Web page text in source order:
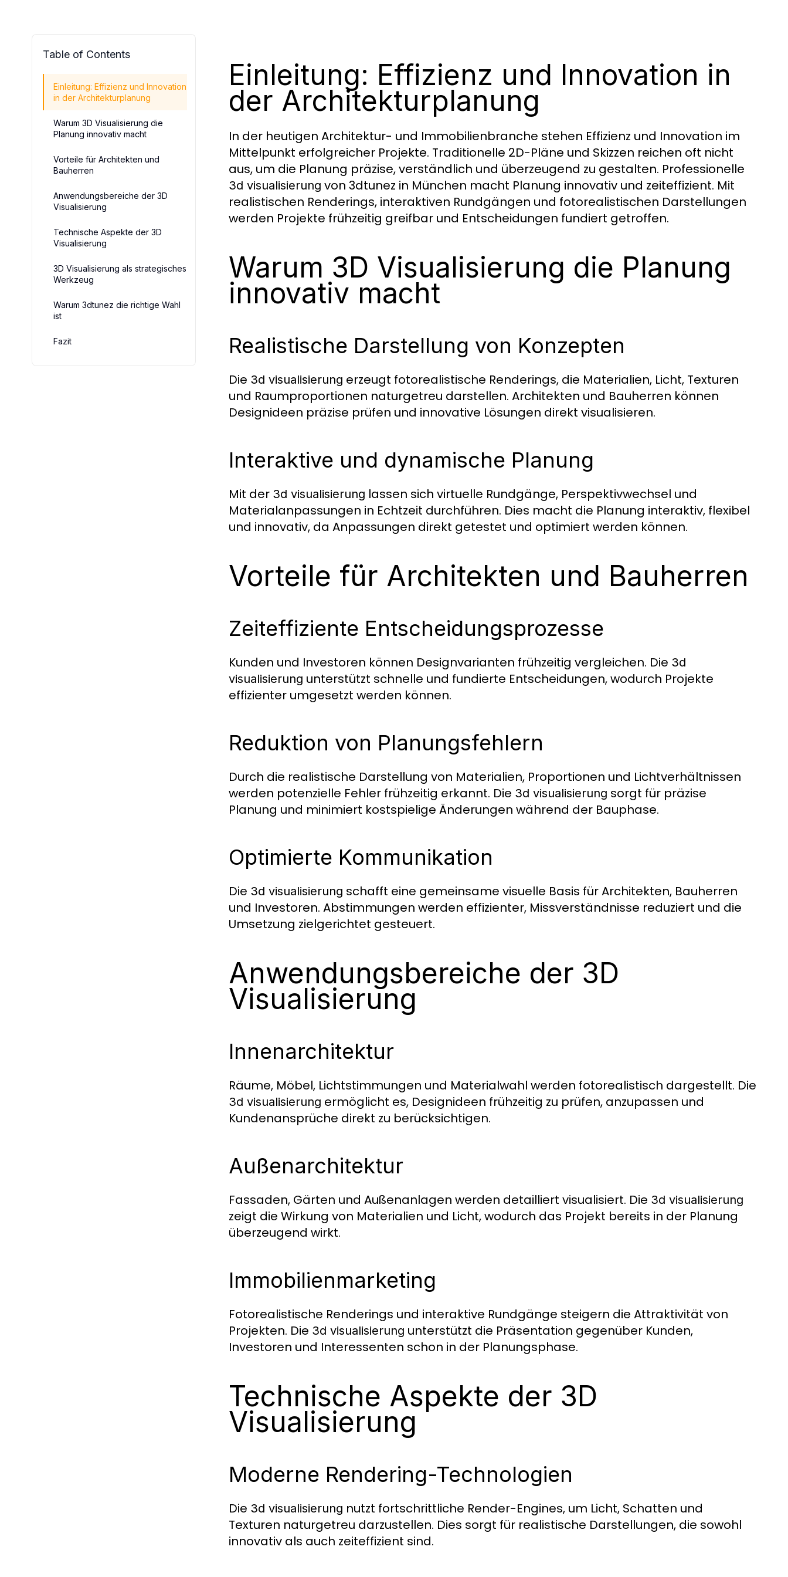
Table of Contents
Einleitung: Effizienz und Innovation
in der Architekturplanung
Warum 3D Visualisierung die
Planung innovativ macht
Vorteile für Architekten und
Bauherren
Anwendungsbereiche der 3D
Visualisierung
Technische Aspekte der 3D
Visualisierung
3D Visualisierung als strategisches
Werkzeug
Warum 3dtunez die richtige Wahl
ist
Fazit
Einleitung: Effizienz und Innovation in
der Architekturplanung
In der heutigen Architektur- und Immobilienbranche stehen Effizienz und Innovation im
Mittelpunkt erfolgreicher Projekte. Traditionelle 2D-Pläne und Skizzen reichen oft nicht
aus, um die Planung präzise, verständlich und überzeugend zu gestalten. Professionelle
3d visualisierung von 3dtunez in München macht Planung innovativ und zeiteffizient. Mit
realistischen Renderings, interaktiven Rundgängen und fotorealistischen Darstellungen
werden Projekte frühzeitig greifbar und Entscheidungen fundiert getroffen.
Warum 3D Visualisierung die Planung
innovativ macht
Realistische Darstellung von Konzepten
Die 3d visualisierung erzeugt fotorealistische Renderings, die Materialien, Licht, Texturen
und Raumproportionen naturgetreu darstellen. Architekten und Bauherren können
Designideen präzise prüfen und innovative Lösungen direkt visualisieren.
Interaktive und dynamische Planung
Mit der 3d visualisierung lassen sich virtuelle Rundgänge, Perspektivwechsel und
Materialanpassungen in Echtzeit durchführen. Dies macht die Planung interaktiv, flexibel
und innovativ, da Anpassungen direkt getestet und optimiert werden können.
Vorteile für Architekten und Bauherren
Zeiteffiziente Entscheidungsprozesse
Kunden und Investoren können Designvarianten frühzeitig vergleichen. Die 3d
visualisierung unterstützt schnelle und fundierte Entscheidungen, wodurch Projekte
effizienter umgesetzt werden können.
Reduktion von Planungsfehlern
Durch die realistische Darstellung von Materialien, Proportionen und Lichtverhältnissen
werden potenzielle Fehler frühzeitig erkannt. Die 3d visualisierung sorgt für präzise
Planung und minimiert kostspielige Änderungen während der Bauphase.
Optimierte Kommunikation
Die 3d visualisierung schafft eine gemeinsame visuelle Basis für Architekten, Bauherren
und Investoren. Abstimmungen werden effizienter, Missverständnisse reduziert und die
Umsetzung zielgerichtet gesteuert.
Anwendungsbereiche der 3D
Visualisierung
Innenarchitektur
Räume, Möbel, Lichtstimmungen und Materialwahl werden fotorealistisch dargestellt. Die
3d visualisierung ermöglicht es, Designideen frühzeitig zu prüfen, anzupassen und
Kundenansprüche direkt zu berücksichtigen.
Außenarchitektur
Fassaden, Gärten und Außenanlagen werden detailliert visualisiert. Die 3d visualisierung
zeigt die Wirkung von Materialien und Licht, wodurch das Projekt bereits in der Planung
überzeugend wirkt.
Immobilienmarketing
Fotorealistische Renderings und interaktive Rundgänge steigern die Attraktivität von
Projekten. Die 3d visualisierung unterstützt die Präsentation gegenüber Kunden,
Investoren und Interessenten schon in der Planungsphase.
Technische Aspekte der 3D
Visualisierung
Moderne Rendering-Technologien
Die 3d visualisierung nutzt fortschrittliche Render-Engines, um Licht, Schatten und
Texturen naturgetreu darzustellen. Dies sorgt für realistische Darstellungen, die sowohl
innovativ als auch zeiteffizient sind.